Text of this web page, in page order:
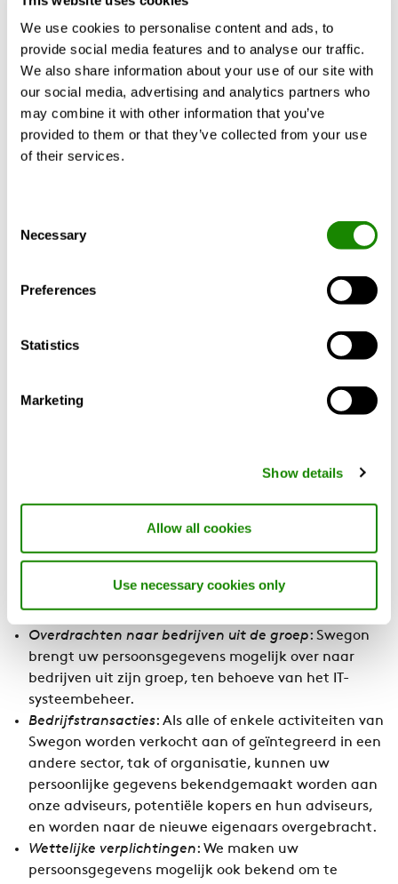
We use cookies to personalise content and ads, to
provide social media features and to analyse our traffic.
We also share information about your use of our site with
our social media, advertising and analytics partners who
may combine it with other information that you’ve
provided to them or that they’ve collected from your use
of their services.
Selection
Necessary
Preferences
Statistics
Marketing
Show details
Allow all cookies
Use necessary cookies only
daarna, zodat we ons kunnen beschermen tegen
mogelijke rechtsvorderingen. Daarna wissen we uw
persoonlijke gegevens volledig.
Communicatie
: Als u contact hebt opgenomen met
Swegon, bijv. per e-mail, bewaren we uw
persoonsgegevens zo lang als nodig is om uw
gegevens mogelijk voor direct-
marketingdoelstellingen totdat u uw toestemming
Wettelijke verplichtingen
: Swegon bewaart alle
boekhoudkundige informatie volgens toepasselijke
boekhoudwetgeving, en andere informatie die we
documentatie en informatie kan persoonlijke
De overdracht van persoonlijke gegevens
hieronder is beschreven. We gaan altijd zeer
voorzichtig te werk wanneer we uw persoonlijke
gegevens overbrengen en we nemen daarbij passende
Overdrachten naar bedrijven uit de groep: Swegon
brengt uw persoonsgegevens mogelijk over naar
bedrijven uit zijn groep, ten behoeve van het IT-
systeembeheer.
Bedrijfstransacties: Als alle of enkele activiteiten van
Swegon worden verkocht aan of geïntegreerd in een
andere sector, tak of organisatie, kunnen uw
persoonlijke gegevens bekendgemaakt worden aan
onze adviseurs, potentiële kopers en hun adviseurs,
en worden naar de nieuwe eigenaars overgebracht.
Wettelijke verplichtingen: We maken uw
persoonsgegevens mogelijk ook bekend om te